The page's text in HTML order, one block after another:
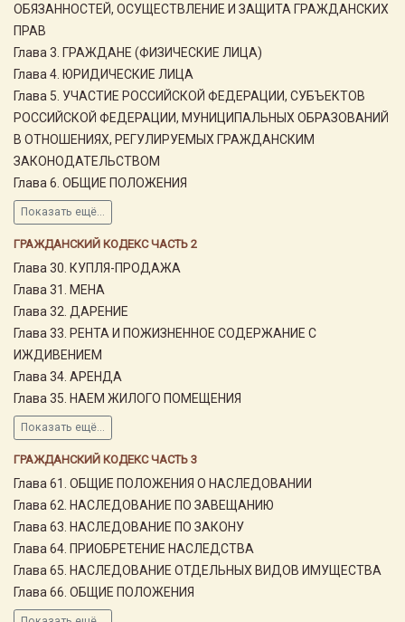
ОБЯЗАННОСТЕЙ, ОСУЩЕСТВЛЕНИЕ И ЗАЩИТА ГРАЖДАНСКИХ
ПРАВ
Глава 3. ГРАЖДАНЕ (ФИЗИЧЕСКИЕ ЛИЦА)
Глава 4. ЮРИДИЧЕСКИЕ ЛИЦА
Глава 5. УЧАСТИЕ РОССИЙСКОЙ ФЕДЕРАЦИИ, СУБЪЕКТОВ
РОССИЙСКОЙ ФЕДЕРАЦИИ, МУНИЦИПАЛЬНЫХ ОБРАЗОВАНИЙ
В ОТНОШЕНИЯХ, РЕГУЛИРУЕМЫХ ГРАЖДАНСКИМ
ЗАКОНОДАТЕЛЬСТВОМ
Глава 6. ОБЩИЕ ПОЛОЖЕНИЯ
Показать ещё...
ГРАЖДАНСКИЙ КОДЕКС ЧАСТЬ 2
Глава 30. КУПЛЯ-ПРОДАЖА
Глава 31. МЕНА
Глава 32. ДАРЕНИЕ
Глава 33. РЕНТА И ПОЖИЗНЕННОЕ СОДЕРЖАНИЕ С
ИЖДИВЕНИЕМ
Глава 34. АРЕНДА
Глава 35. НАЕМ ЖИЛОГО ПОМЕЩЕНИЯ
Показать ещё...
ГРАЖДАНСКИЙ КОДЕКС ЧАСТЬ 3
Глава 61. ОБЩИЕ ПОЛОЖЕНИЯ О НАСЛЕДОВАНИИ
Глава 62. НАСЛЕДОВАНИЕ ПО ЗАВЕЩАНИЮ
Глава 63. НАСЛЕДОВАНИЕ ПО ЗАКОНУ
Глава 64. ПРИОБРЕТЕНИЕ НАСЛЕДСТВА
Глава 65. НАСЛЕДОВАНИЕ ОТДЕЛЬНЫХ ВИДОВ ИМУЩЕСТВА
Глава 66. ОБЩИЕ ПОЛОЖЕНИЯ